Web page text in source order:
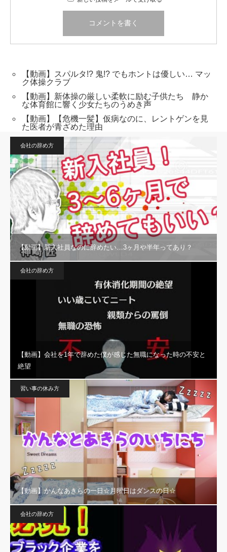
【動画】スパルタ!? 鬼!? でもホントは優しい… マッ
ク体操クラブ
【動画】新体操の厳しい柔軟に励む子供たち 静か
な体育館に響く少女たちのうめき声
【動画】【危機一髪】仮病なのに、レントゲンを見
た医者が青ざめた理由
会社の辞め方
【動画】新入社員なのに辞めたい…3ヶ月や半年ってあり？
会社の辞め方
【動画】会社を1年で辞めた僕が感じた無職になった時の不安と
絶望
習い事の休み方
【動画】かんなあきらの一日☆月曜日はダンスの日☆
会社の辞め方